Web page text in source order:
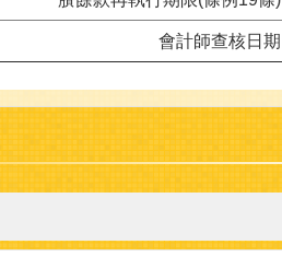
會計師查核日期